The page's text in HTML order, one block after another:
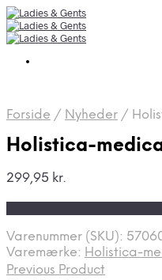
Forside / Nyheder /
Holistica-
299,95 kr.
Varenummer (SKU):
Varemærke: Holistica-
Previous Product